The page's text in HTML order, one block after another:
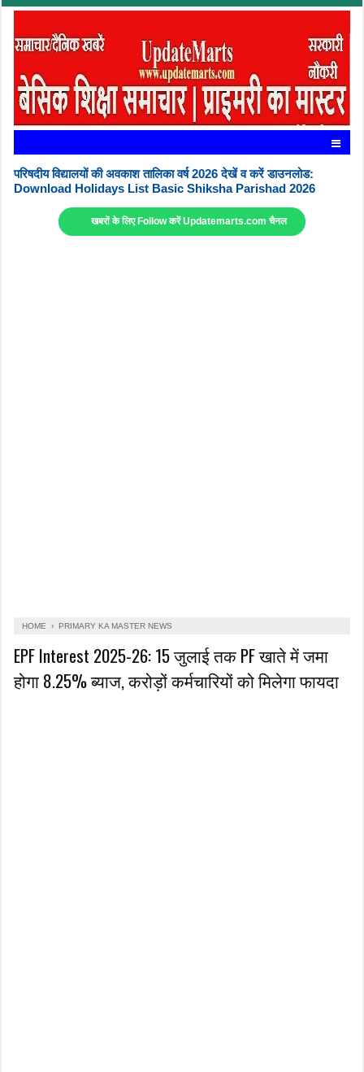
परिषदीय विद्यालयों की अवकाश तालिका वर्ष 2026 देखें व करें डाउनलोड:
Download Holidays List Basic Shiksha Parishad 2026
खबरों के लिए Follow करें Updatemarts.com चैनल
HOME › PRIMARY KA MASTER NEWS
EPF Interest 2025-26: 15 जुलाई तक PF खाते में जमा
होगा 8.25% ब्याज, करोड़ों कर्मचारियों को मिलेगा फायदा